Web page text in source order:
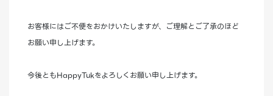
お客様にはご不便をおかけいたしますが、ご理解とご了承のほど
お願い申し上げます。
今後ともHappyTukをよろしくお願い申し上げます。